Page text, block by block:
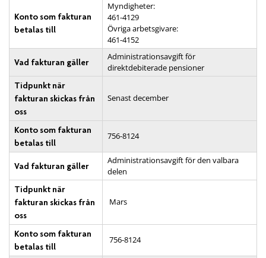
Konto som fakturan
betalas till
Myndigheter:
461-4129
Övriga arbetsgivare:
461-4152
Vad fakturan gäller
Administrationsavgift för
direktdebiterade pensioner
Tidpunkt när
fakturan skickas från
oss
Senast december
Konto som fakturan
betalas till
756-8124
Vad fakturan gäller
Administrationsavgift för den valbara
delen
Tidpunkt när
fakturan skickas från
oss
Mars
Konto som fakturan
betalas till
756-8124